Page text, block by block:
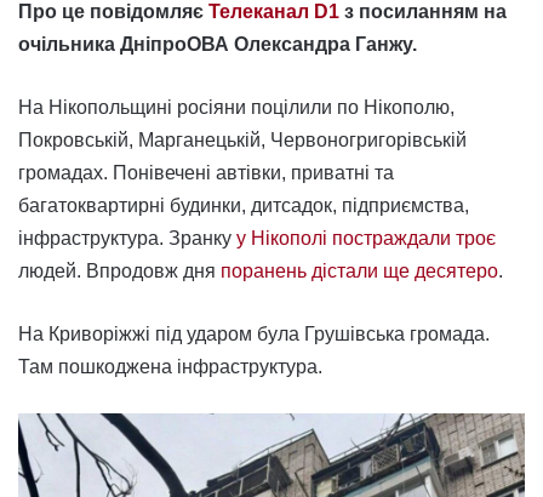
Про це повідомляє Телеканал D1 з посиланням на
очільника ДніпроОВА Олександра Ганжу.
На Нікопольщині росіяни поцілили по Нікополю,
Покровській, Марганецькій, Червоногригорівській
громадах. Понівечені автівки, приватні та
багатоквартирні будинки, дитсадок, підприємства,
інфраструктура. Зранку у Нікополі постраждали троє
людей. Впродовж дня поранень дістали ще десятеро.
На Криворіжжі під ударом була Грушівська громада.
Там пошкоджена інфраструктура.